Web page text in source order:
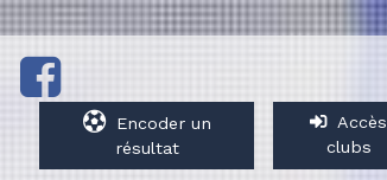
Encoder un
résultat
Accès
clubs